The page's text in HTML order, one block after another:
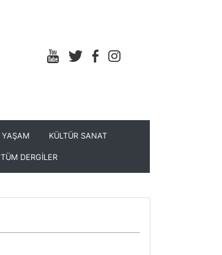
YAŞAM KÜLTÜR SANAT
TÜM DERGİLER